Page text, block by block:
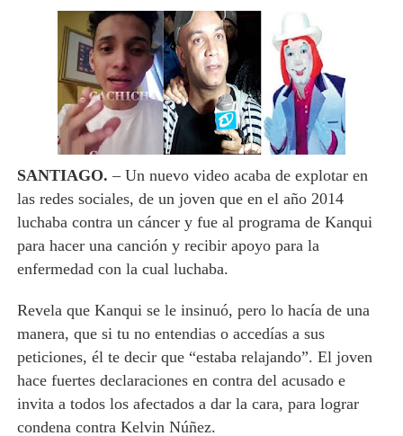
SANTIAGO. – Un nuevo video acaba de explotar en
las redes sociales, de un joven que en el año 2014
luchaba contra un cáncer y fue al programa de Kanqui
para hacer una canción y recibir apoyo para la
enfermedad con la cual luchaba.
Revela que Kanqui se le insinuó, pero lo hacía de una
manera, que si tu no entendias o accedías a sus
peticiones, él te decir que “estaba relajando”. El joven
hace fuertes declaraciones en contra del acusado e
invita a todos los afectados a dar la cara, para lograr
condena contra Kelvin Núñez.